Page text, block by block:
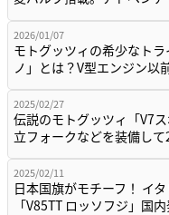
2026/01/07
モトグッツィの希少なト
ノ」とは？V型エンジン
2025/02/27
伝説のモトグッツィ「V7
立フォークなどを装備し
2025/02/11
日本国旗がモチーフ！ イ
「V85TT ロッソフジ」国